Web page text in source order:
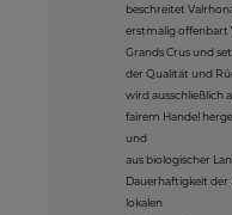
beschreitet
erstmalig offenbart
Grands Crus und
der Qualität und
wird ausschließlich
fairem Handel
und
aus biologischer
Dauerhaftigkeit der
lokalen